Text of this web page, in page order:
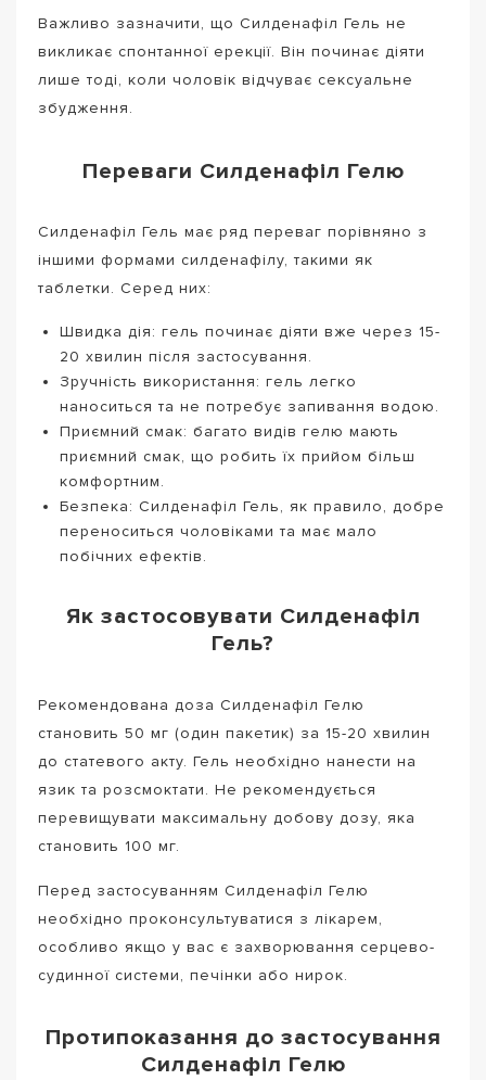
Важливо зазначити, що Силденафіл Гель не
викликає спонтанної ерекції. Він починає діяти
лише тоді, коли чоловік відчуває сексуальне
збудження.
Переваги Силденафіл Гелю
Силденафіл Гель має ряд переваг порівняно з
іншими формами силденафілу, такими як
таблетки. Серед них:
Швидка дія: гель починає діяти вже через 15-
20 хвилин після застосування.
Зручність використання: гель легко
наноситься та не потребує запивання водою.
Приємний смак: багато видів гелю мають
приємний смак, що робить їх прийом більш
комфортним.
Безпека: Силденафіл Гель, як правило, добре
переноситься чоловіками та має мало
побічних ефектів.
Як застосовувати Силденафіл
Гель?
Рекомендована доза Силденафіл Гелю
становить 50 мг (один пакетик) за 15-20 хвилин
до статевого акту. Гель необхідно нанести на
язик та розсмоктати. Не рекомендується
перевищувати максимальну добову дозу, яка
становить 100 мг.
Перед застосуванням Силденафіл Гелю
необхідно проконсультуватися з лікарем,
особливо якщо у вас є захворювання серцево-
судинної системи, печінки або нирок.
Протипоказання до застосування
Силденафіл Гелю